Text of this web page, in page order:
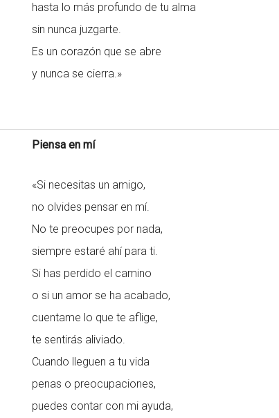
hasta lo más profundo de tu alma
sin nunca juzgarte.
Es un corazón que se abre
y nunca se cierra.»
Piensa en mí
«Si necesitas un amigo,
no olvides pensar en mí.
No te preocupes por nada,
siempre estaré ahí para ti.
Si has perdido el camino
o si un amor se ha acabado,
cuentame lo que te aflige,
te sentirás aliviado.
Cuando lleguen a tu vida
penas o preocupaciones,
puedes contar con mi ayuda,